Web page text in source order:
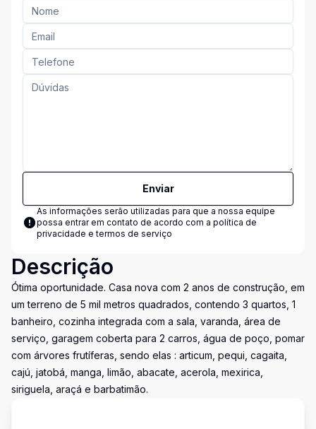
Enviar
As informações serão utilizadas para que a nossa equipe
possa entrar em contato de acordo com a política de
privacidade e termos de serviço
Descrição
Ótima oportunidade. Casa nova com 2 anos de construção, em
um terreno de 5 mil metros quadrados, contendo 3 quartos, 1
banheiro, cozinha integrada com a sala, varanda, área de
serviço, garagem coberta para 2 carros, água de poço, pomar
com árvores frutíferas, sendo elas : articum, pequi, cagaita,
cajú, jatobá, manga, limão, abacate, acerola, mexirica,
siriguela, araçá e barbatimão.